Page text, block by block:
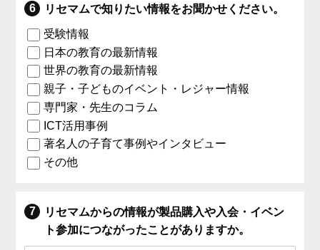
リセマムで知りたい情報をお聞かせください。
受験情報
日本の教育の最新情報
世界の教育の最新情報
親子・子どものイベント・レジャー情報
専門家・先生のコラム
ICT活用事例
著名人の子育て事例やインタビュー
その他
リセマムからの情報が製品購入や入会・イベン
ト参加につながったことがありますか。